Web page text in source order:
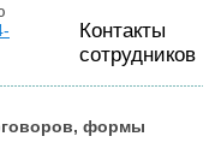
Контакты
сотрудников
формы